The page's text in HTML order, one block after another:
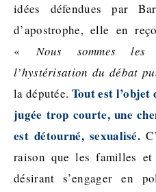
idées défendues par
d’apostrophe, elle en
« Nous sommes les
l’hystérisation du débat
la députée. Tout est l’objet
jugée trop courte, une
est détourné, sexualisé.
raison que les familles et
désirant s’engager en